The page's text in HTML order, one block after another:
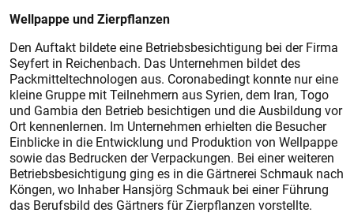
Wellpappe und Zierpflanzen
Den Auftakt bildete eine Betriebsbesichtigung bei der Firma
Seyfert in Reichenbach. Das Unternehmen bildet des
Packmitteltechnologen aus. Coronabedingt konnte nur eine
kleine Gruppe mit Teilnehmern aus Syrien, dem Iran, Togo
und Gambia den Betrieb besichtigen und die Ausbildung vor
Ort kennenlernen. Im Unternehmen erhielten die Besucher
Einblicke in die Entwicklung und Produktion von Wellpappe
sowie das Bedrucken der Verpackungen. Bei einer weiteren
Betriebsbesichtigung ging es in die Gärtnerei Schmauk nach
Köngen, wo Inhaber Hansjörg Schmauk bei einer Führung
das Berufsbild des Gärtners für Zierpflanzen vorstellte.